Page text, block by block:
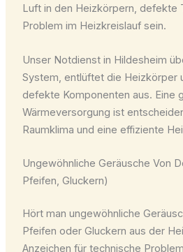
Luft in den Heizkörpern, defekte
Problem im Heizkreislauf sein.
Unser Notdienst in Hildesheim
System, entlüftet die Heizkörper
defekte Komponenten aus. Eine
Wärmeversorgung ist
Raumklima und eine effiziente
Ungewöhnliche Geräusche Von
Pfeifen, Gluckern)
Hört man ungewöhnliche
Pfeifen oder Gluckern aus der
Anzeichen für technische